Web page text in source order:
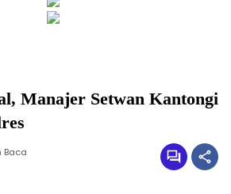
Manajer Setwan Kantongi
Baca